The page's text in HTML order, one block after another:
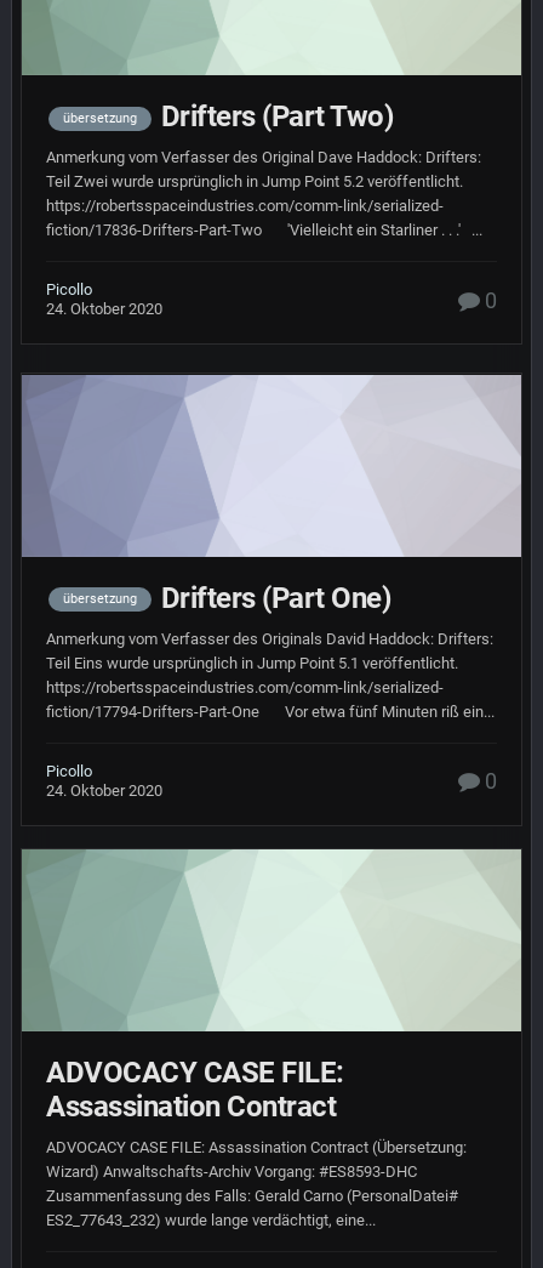
übersetzung Drifters (Part Two)
Anmerkung vom Verfasser des Original Dave Haddock: Drifters:
Teil Zwei wurde ursprünglich in Jump Point 5.2 veröffentlicht.
https://robertsspaceindustries.com/comm-link/serialized-
fiction/17836-Drifters-Part-Two 'Vielleicht ein Starliner . . .' ...
Picollo
24. Oktober 2020
0
übersetzung Drifters (Part One)
Anmerkung vom Verfasser des Originals David Haddock: Drifters:
Teil Eins wurde ursprünglich in Jump Point 5.1 veröffentlicht.
https://robertsspaceindustries.com/comm-link/serialized-
fiction/17794-Drifters-Part-One Vor etwa fünf Minuten riß ein...
Picollo
24. Oktober 2020
0
ADVOCACY CASE FILE:
Assassination Contract
ADVOCACY CASE FILE: Assassination Contract (Übersetzung:
Wizard) Anwaltschafts-Archiv Vorgang: #ES8593-DHC
Zusammenfassung des Falls: Gerald Carno (PersonalDatei#
ES2_77643_232) wurde lange verdächtigt, eine...